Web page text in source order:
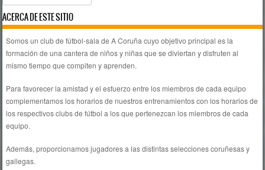
ACERCA DE ESTE SITIO
Somos un club de fútbol-sala de A Coruña cuyo objetivo principal es la
formación de una cantera de niños y niñas que se diviertan y disfruten al
mismo tiempo que compiten y aprenden.
Para favorecer la amistad y el esfuerzo entre los miembros de cada equipo
complementamos los horarios de nuestros entrenamientos con los horarios de
los respectivos clubs de fútbol a los que pertenezcan los miembros de cada
equipo.
Además, proporcionamos jugadores a las distintas selecciones coruñesas y
gallegas.